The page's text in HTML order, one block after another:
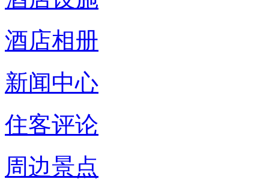
酒店相册
新闻中心
住客评论
周边景点